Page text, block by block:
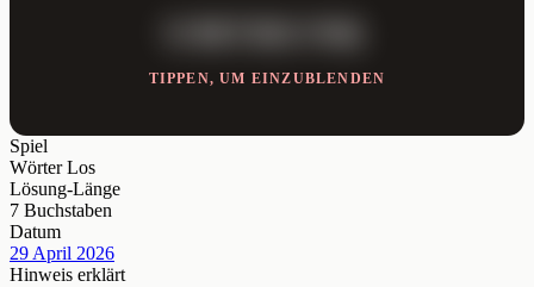
TIPPEN, UM EINZUBLENDEN
Spiel
Wörter Los
Lösung-Länge
7 Buchstaben
Datum
29 April 2026
Hinweis erklärt